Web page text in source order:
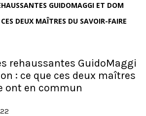
GUIDOMAGGI ET DOM
DEUX MAÎTRES DU SAVOIR-FAIRE
rehaussantes GuidoMaggi
: ce que ces deux maîtres
ont en commun